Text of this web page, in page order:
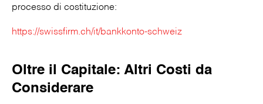
processo di costituzione:
https://swissfirm.ch/it/bankkonto-schweiz
Oltre il Capitale: Altri Costi da
Considerare